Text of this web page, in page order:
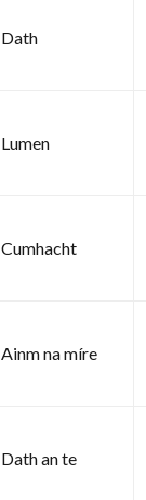
Dath
Lumen
Cumhacht
Ainm na míre
Dath an te